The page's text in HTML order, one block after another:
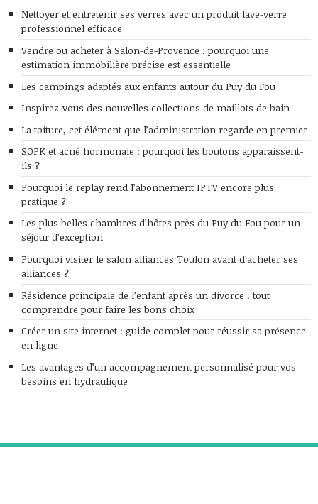
Nettoyer et entretenir ses verres avec un produit lave-verre
professionnel efficace
Vendre ou acheter à Salon-de-Provence : pourquoi une
estimation immobilière précise est essentielle
Les campings adaptés aux enfants autour du Puy du Fou
Inspirez-vous des nouvelles collections de maillots de bain
La toiture, cet élément que l’administration regarde en premier
SOPK et acné hormonale : pourquoi les boutons apparaissent-
ils ?
Pourquoi le replay rend l’abonnement IPTV encore plus
pratique ?
Les plus belles chambres d’hôtes près du Puy du Fou pour un
séjour d’exception
Pourquoi visiter le salon alliances Toulon avant d’acheter ses
alliances ?
Résidence principale de l’enfant après un divorce : tout
comprendre pour faire les bons choix
Créer un site internet : guide complet pour réussir sa présence
en ligne
Les avantages d’un accompagnement personnalisé pour vos
besoins en hydraulique